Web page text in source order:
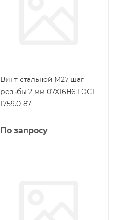
Винт стальной М27 шаг
резьбы 2 мм 07Х16Н6 ГОСТ
1759.0-87
По запросу